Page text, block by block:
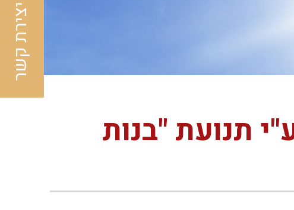
תנועת "בנות
יצירת קשר